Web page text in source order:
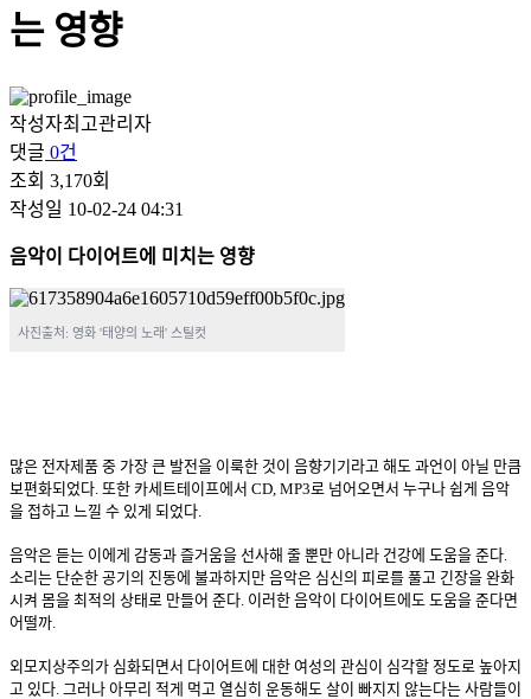
는 영향
작성자최고관리자
댓글 0건
조회 3,170회
작성일 10-02-24 04:31
음악이 다이어트에 미치는 영향
사진출처: 영화 '태양의 노래' 스틸컷
많은 전자제품 중 가장 큰 발전을 이룩한 것이 음향기기라고 해도 과언이 아닐 만큼
보편화되었다. 또한 카세트테이프에서 CD, MP3로 넘어오면서 누구나 쉽게 음악
을 접하고 느낄 수 있게 되었다.
음악은 듣는 이에게 감동과 즐거움을 선사해 줄 뿐만 아니라 건강에 도움을 준다.
소리는 단순한 공기의 진동에 불과하지만 음악은 심신의 피로를 풀고 긴장을 완화
시켜 몸을 최적의 상태로 만들어 준다. 이러한 음악이 다이어트에도 도움을 준다면
어떨까.
외모지상주의가 심화되면서 다이어트에 대한 여성의 관심이 심각할 정도로 높아지
고 있다. 그러나 아무리 적게 먹고 열심히 운동해도 살이 빠지지 않는다는 사람들이